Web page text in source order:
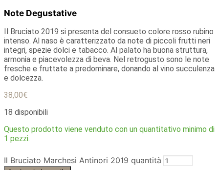
Note Degustative
Il Bruciato 2019 si presenta del consueto colore rosso rubino
intenso. Al naso è caratterizzato da note di piccoli frutti neri
integri, spezie dolci e tabacco. Al palato ha buona struttura,
armonia e piacevolezza di beva. Nel retrogusto sono le note
fresche e fruttate a predominare, donando al vino succulenza
e dolcezza.
38,00€
18 disponibili
Questo prodotto viene venduto con un quantitativo minimo di
1 pezzi.
Il Bruciato Marchesi Antinori 2019 quantità